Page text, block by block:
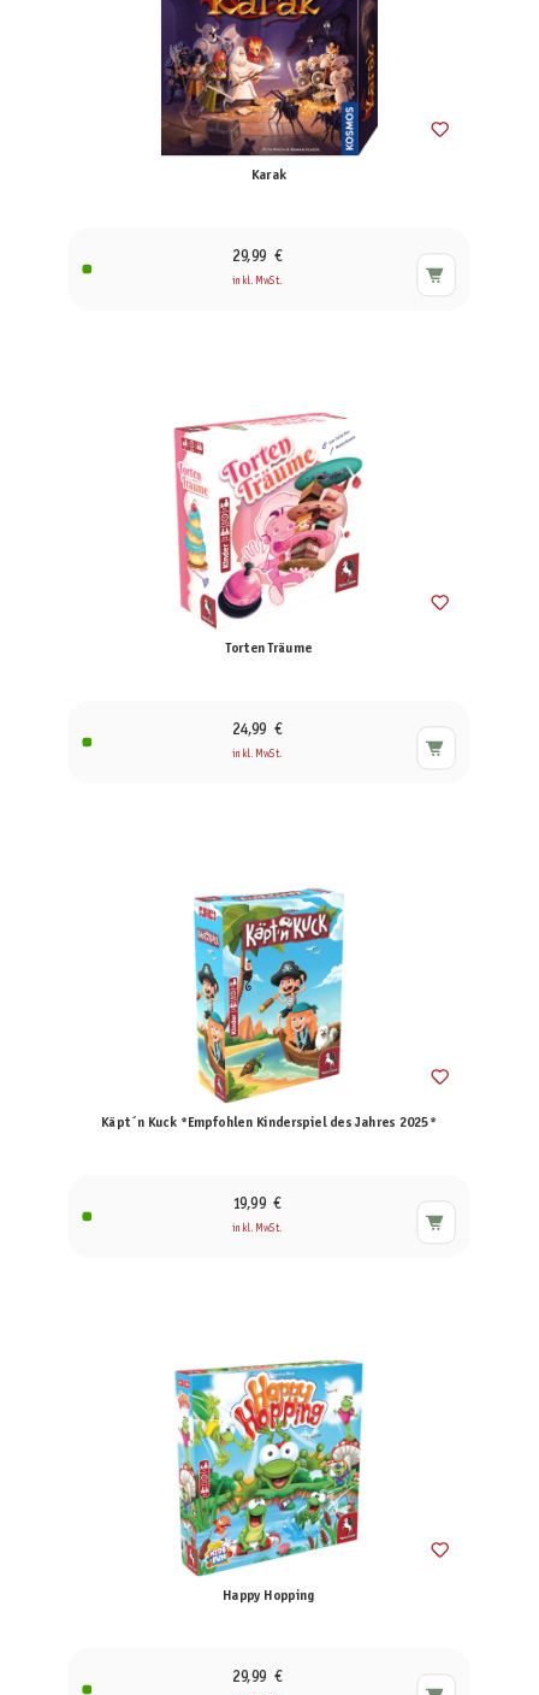
Karak
29,99 €
inkl. MwSt.
Torten Träume
24,99 €
inkl. MwSt.
Käpt´n Kuck *Empfohlen Kinderspiel des Jahres 2025*
19,99 €
inkl. MwSt.
Happy Hopping
29,99 €